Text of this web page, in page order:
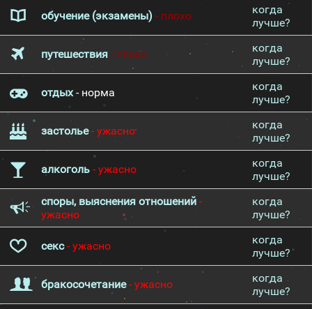
обучение (экзамены)- плохо
когда
лучше?
путешествия - плохо
когда
лучше?
отдых- норма
когда
лучше?
застолье- ужасно
когда
лучше?
алкоголь - ужасно
когда
лучше?
споры, выяснения отношений -
ужасно
когда
лучше?
секс- ужасно
когда
лучше?
бракосочетание- ужасно
когда
лучше?